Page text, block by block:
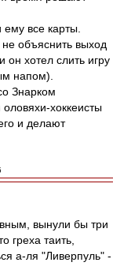
все карты.
объяснить выход
хотел слить игру
напом).
Знарком
хоккеисты
и делают
вынули бы три
греха таить,
а-ля "Ливерпуль" -